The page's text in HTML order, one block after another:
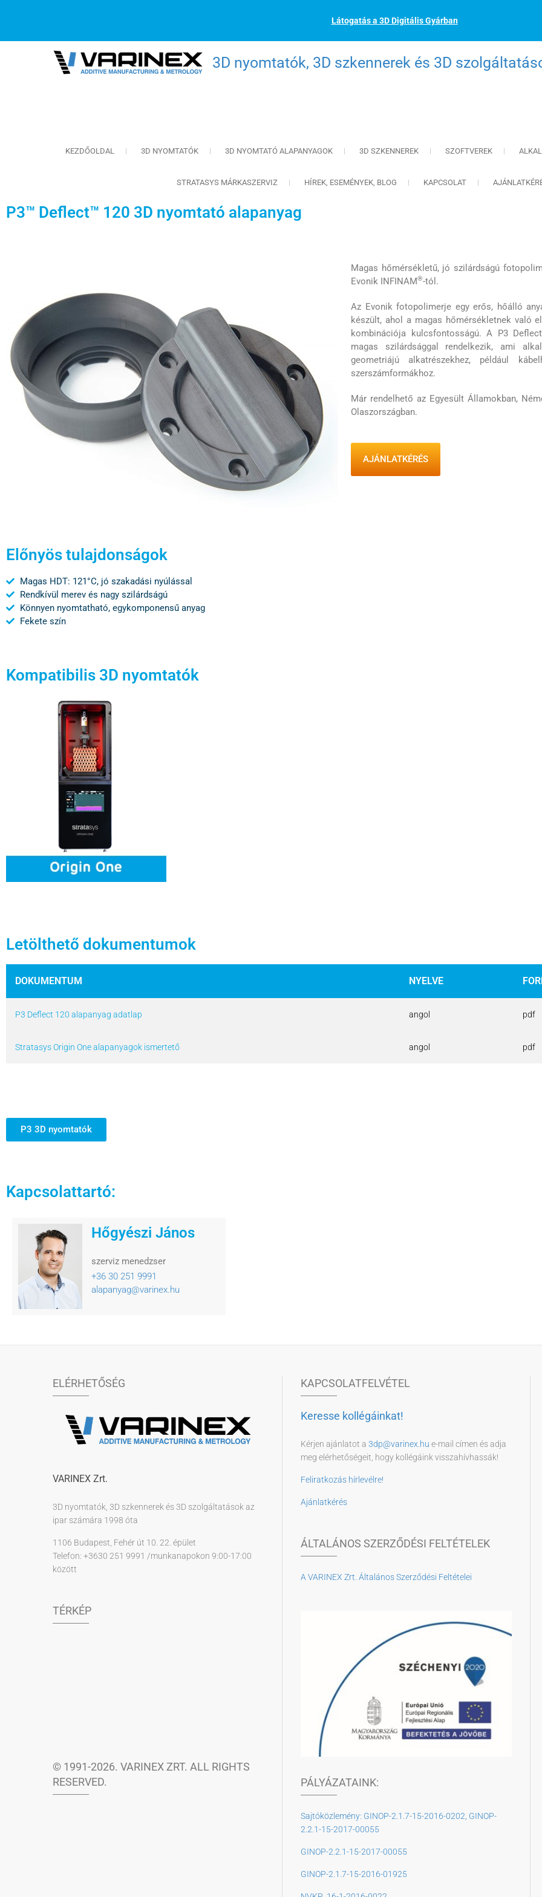
Látogatás a 3D Digitális Gyárban
3D nyomtatók, 3D szkennerek és 3D
KEZDŐOLDAL 3D NYOMTATÓK 3D NYOMTATÓ ALAPANYAGOK 3D SZKENNEREK SZOFTVEREK
STRATASYS MÁRKASZERVIZ HÍREK, ESEMÉNYEK, BLOG KAPCSOLAT
P3™ Deflect™ 120 3D nyomtató alapanyag
Magas hőmérsékletű, jó szilárdságú
Evonik INFINAM®-tól.
Az Evonik fotopolimerje egy erős, hőálló
készült, ahol a magas hőmérsékletnek való
kombinációja kulcsfontosságú. A P3
magas szilárdsággal rendelkezik, ami
geometriájú alkatrészekhez, például
szerszámformákhoz.
Már rendelhető az Egyesült Államokban,
Olaszországban.
AJÁNLATKÉRÉS
Előnyös tulajdonságok
Magas HDT: 121°C, jó szakadási nyúlással
Rendkívül merev és nagy szilárdságú
Könnyen nyomtatható, egykomponensű anyag
Fekete szín
Kompatibilis 3D nyomtatók
Letölthető dokumentumok
DOKUMENTUM NYELVE
P3 Deflect 120 alapanyag adatlap angol pdf
Stratasys Origin One alapanyagok ismertető angol pdf
P3 3D nyomtatók
Kapcsolattartó:
Hőgyészi János
szerviz menedzser
+36 30 251 9991
alapanyag@varinex.hu
ELÉRHETŐSÉG
VARINEX Zrt.
3D nyomtatók, 3D szkennerek és 3D szolgáltatások az
ipar számára 1998 óta
1106 Budapest, Fehér út 10. 22. épület
Telefon: +3630 251 9991 /munkanapokon 9:00-17:00
között
TÉRKÉP
© 1991-2026. VARINEX ZRT. ALL RIGHTS
RESERVED.
KAPCSOLATFELVÉTEL
Keresse kollégáinkat!
Kérjen ajánlatot a 3dp@varinex.hu e-mail címen és adja
meg elérhetőségeit, hogy kollégáink visszahívhassák!
Feliratkozás hírlevélre!
Ajánlatkérés
ÁLTALÁNOS SZERZŐDÉSI FELTÉTELEK
A VARINEX Zrt. Általános Szerződési Feltételei
PÁLYÁZATAINK:
Sajtóközlemény: GINOP-2.1.7-15-2016-0202, GINOP-
2.2.1-15-2017-00055
GINOP-2.2.1-15-2017-00055
GINOP-2.1.7-15-2016-01925